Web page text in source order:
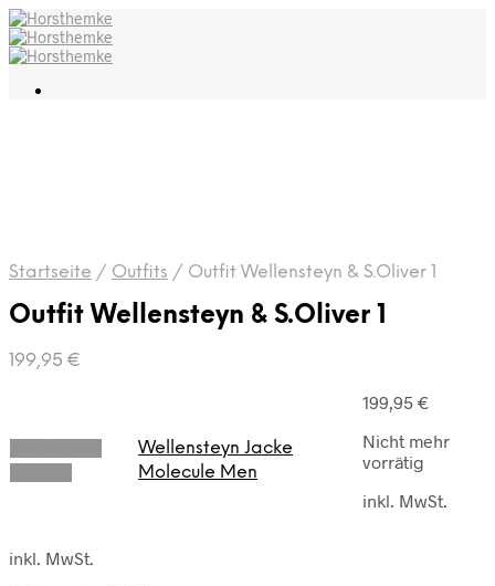
Startseite / Outfits / Outfit Wellensteyn & S.Oliver 1
Outfit Wellensteyn & S.Oliver 1
199,95 €
Wellensteyn Jacke
Molecule Men
199,95 €
Nicht mehr
vorrätig
inkl. MwSt.
inkl. MwSt.